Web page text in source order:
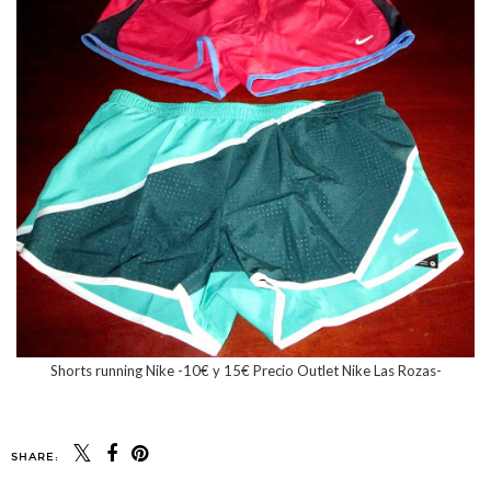
Shorts running Nike -10€ y 15€ Precio Outlet Nike Las Rozas-
SHARE: